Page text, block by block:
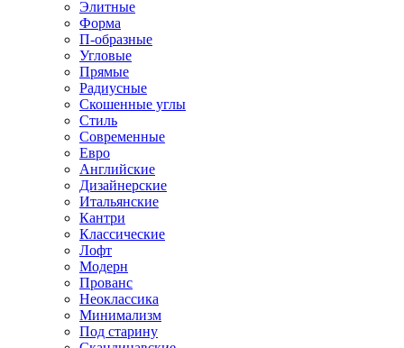
Элитные
Форма
П-образные
Угловые
Прямые
Радиусные
Скошенные углы
Стиль
Современные
Евро
Английские
Дизайнерские
Итальянские
Кантри
Классические
Лофт
Модерн
Прованс
Неоклассика
Минимализм
Под старину